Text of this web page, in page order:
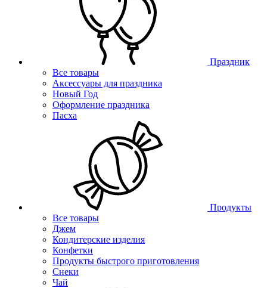
Праздник
Все товары
Аксессуары для праздника
Новый Год
Оформление праздника
Пасха
Продукты
Все товары
Джем
Кондитерские изделия
Конфетки
Продукты быстрого приготовления
Снеки
Чай